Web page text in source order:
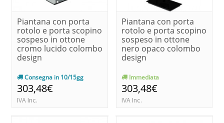
Piantana con porta
rotolo e porta scopino
sospeso in ottone
cromo lucido colombo
design
Consegna in 10/15gg
303,48€
IVA Inc.
Piantana con porta
rotolo e porta scopino
sospeso in ottone
nero opaco colombo
design
Immediata
303,48€
IVA Inc.